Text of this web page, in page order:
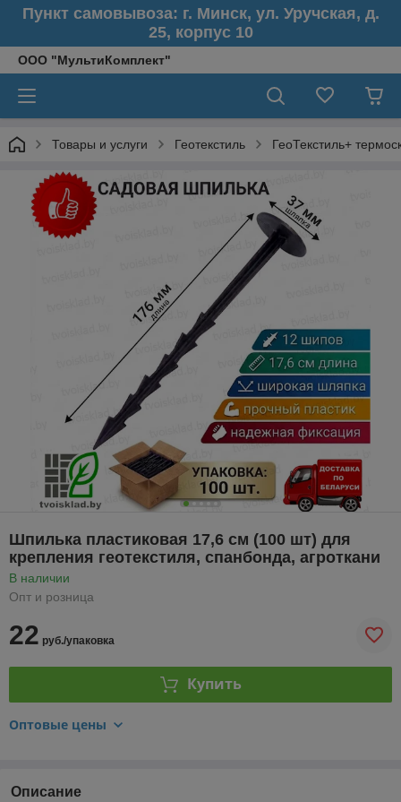
Пункт самовывоза: г. Минск, ул. Уручская, д.
25, корпус 10
ООО "МультиКомплект"
Товары и услуги Геотекстиль ГеоТекстиль+
Шпилька пластиковая 17,6 см (100 шт) для
крепления геотекстиля, спанбонда, агроткани
В наличии
Опт и розница
22 руб./упаковка
Купить
Оптовые цены
Описание